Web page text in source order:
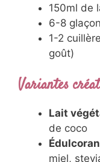
Base
2
(ou 1
6-8
goût)
Variantes